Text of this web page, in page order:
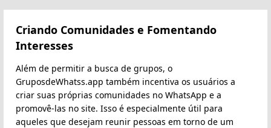
Criando Comunidades e Fomentando
Interesses
Além de permitir a busca de grupos, o
GruposdeWhatss.app também incentiva os usuários a
criar suas próprias comunidades no WhatsApp e a
promovê-las no site. Isso é especialmente útil para
aqueles que desejam reunir pessoas em torno de um